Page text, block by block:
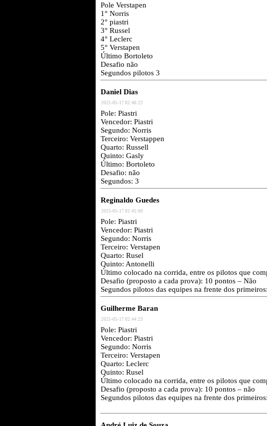
Pole Verstapen
1° Norris
2° piastri
3° Russel
4° Leclerc
5° Verstapen
Último Bortoleto
Desafio não
Segundos pilotos 3
Daniel Dias
2025-05-17 02:46:22
Pole: Piastri
Vencedor: Piastri
Segundo: Norris
Terceiro: Verstappen
Quarto: Russell
Quinto: Gasly
Último: Bortoleto
Desafio: não
Segundos: 3
Reginaldo Guedes
2025-05-17 02:45:00
Pole: Piastri
Vencedor: Piastri
Segundo: Norris
Terceiro: Verstapen
Quarto: Rusel
Quinto: Antonelli
Último colocado na corrida, entre os pilotos que
Desafio (proposto a cada prova): 10 pontos – Não
Segundos pilotos das equipes na frente dos
Guilherme Baran
2025-05-17 02:44:23
Pole: Piastri
Vencedor: Piastri
Segundo: Norris
Terceiro: Verstapen
Quarto: Leclerc
Quinto: Rusel
Último colocado na corrida, entre os pilotos que
Desafio (proposto a cada prova): 10 pontos – não
Segundos pilotos das equipes na frente dos